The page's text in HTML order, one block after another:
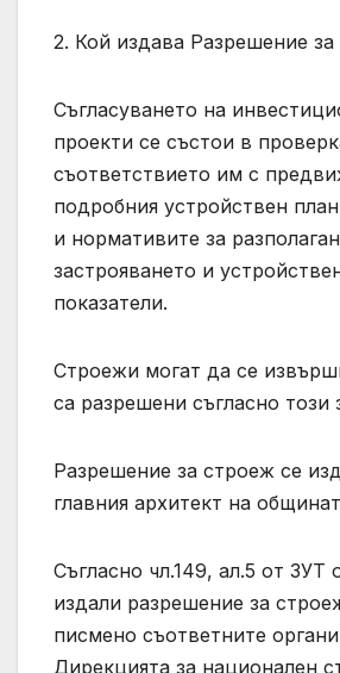
2. Кой издава Разрешение
Съгласуването на
проекти се състои в
съответствието им с
подробния устройствен
и нормативите за
застрояването и
показатели.
Строежи могат да се
са разрешени съгласно този
Разрешение за строеж се
главния архитект на
Съгласно чл.149, ал.5 от ЗУТ
издали разрешение за
писмено съответните
Дирекцията за национален